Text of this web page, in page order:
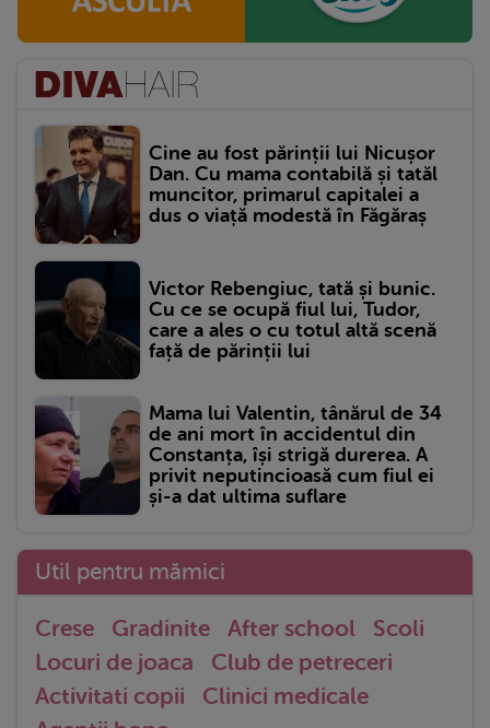
Cine au fost părinții lui Nicușor
Dan. Cu mama contabilă și tatăl
muncitor, primarul capitalei a
dus o viață modestă în Făgăraș
Victor Rebengiuc, tată și bunic.
Cu ce se ocupă fiul lui, Tudor,
care a ales o cu totul altă scenă
față de părinții lui
Mama lui Valentin, tânărul de 34
de ani mort în accidentul din
Constanța, își strigă durerea. A
privit neputincioasă cum fiul ei
și-a dat ultima suflare
Util pentru mămici
Crese Gradinite After school
Scoli
Locuri de joaca
Club de petreceri
Activitati copii
Clinici medicale